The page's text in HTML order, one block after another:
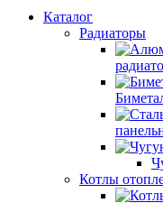
Каталог
Радиаторы
Котлы